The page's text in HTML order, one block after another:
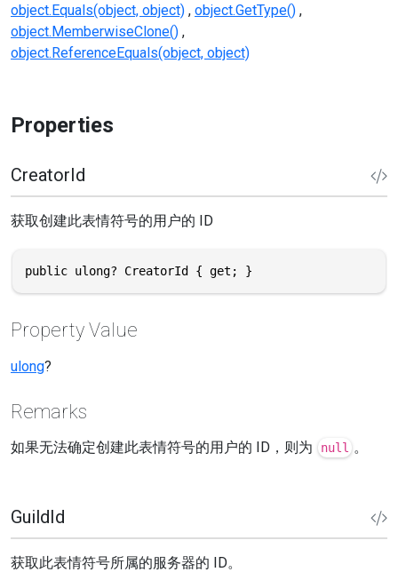
object.Equals(object, object) object.GetType()
object.MemberwiseClone()
object.ReferenceEquals(object, object)
Properties
CreatorId
获取创建此表情符号的用户的 ID
public ulong? CreatorId { get; }
Property Value
ulong?
Remarks
如果无法确定创建此表情符号的用户的 ID，则为 null 。
GuildId
获取此表情符号所属的服务器的 ID。